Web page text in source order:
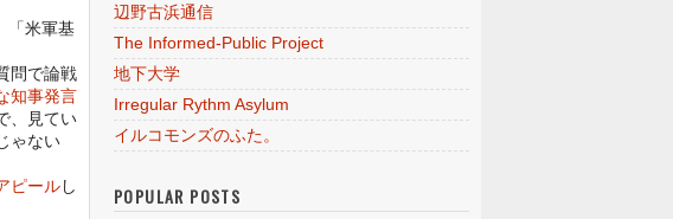
「米軍基
問で論戦
知事発言
、見てい
ゃない
ピールし
辺野古浜通信
The Informed-Public Project
地下大学
Irregular Rythm Asylum
イルコモンズのふた。
POPULAR POSTS